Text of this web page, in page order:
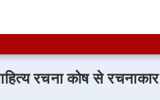
रचना कोष से रचनाकार